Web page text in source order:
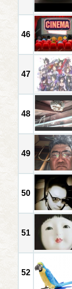
46
47
48
49
50
51
52